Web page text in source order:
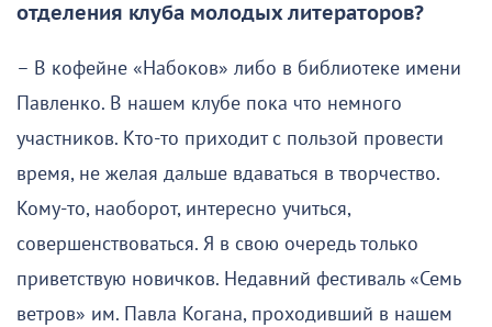
отделения клуба молодых литераторов?
– В кофейне «Набоков» либо в библиотеке имени
Павленко. В нашем клубе пока что немного
участников. Кто-то приходит с пользой провести
время, не желая дальше вдаваться в творчество.
Кому-то, наоборот, интересно учиться,
совершенствоваться. Я в свою очередь только
приветствую новичков. Недавний фестиваль «Семь
ветров» им. Павла Когана, проходивший в нашем